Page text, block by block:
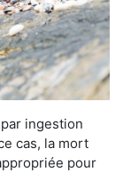
ingestion
cas, la mort
pour